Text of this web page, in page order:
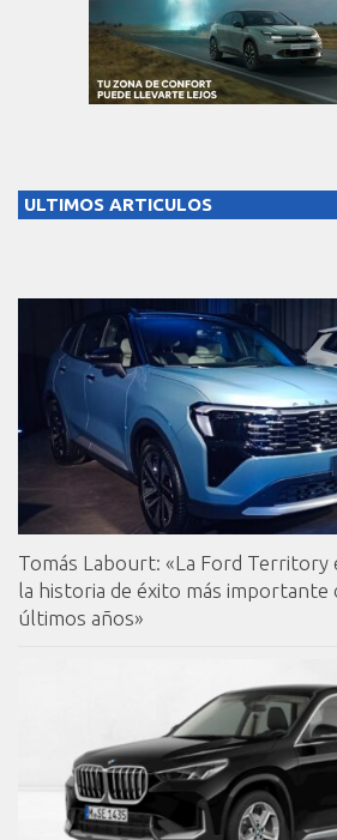
ULTIMOS ARTICULOS
Tomás Labourt: «La Ford
la historia de éxito más importante
últimos años»